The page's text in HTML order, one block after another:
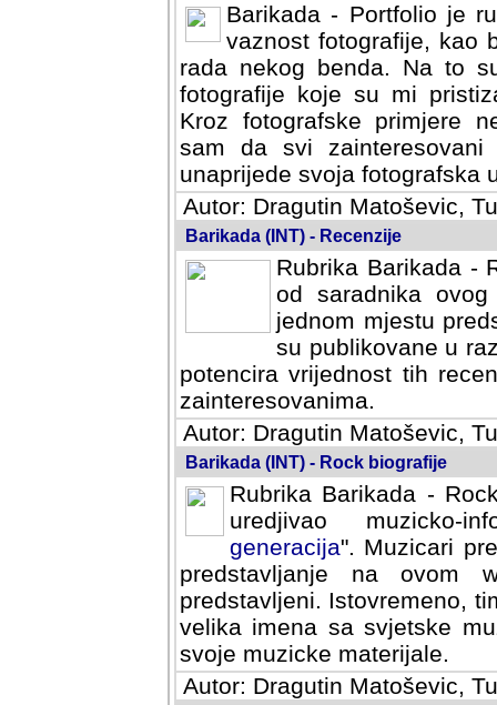
Barikada - Portfolio je
vaznost fotografije, kao
rada nekog benda. Na to
fotografije koje su mi
fotografske primjere
svi zainteresovani
svoja fotografska umijeca.
Autor: Dragutin Matoševic,
Barikada (INT) - Recenzije
Rubrika Barikada -
od saradnika
jednom mjestu
su publikovane u
potencira vrijednost tih
zainteresovanima.
Autor: Dragutin Matoševic,
Barikada (INT) - Rock biografije
Rubrika Barikada -
uredjivao muzicko-
Muzicari predstavljeni u
na ovom web portalu
Istovremeno, tim nacinom
sa svjetske muzicke scene
materijale.
Autor: Dragutin Matoševic,